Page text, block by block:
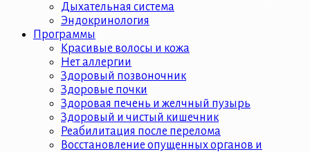
Дыхательная система
Эндокринология
Программы
Красивые волосы и кожа
Нет аллергии
Здоровый позвоночник
Здоровые почки
Здоровая печень и желчный пузырь
Здоровый и чистый кишечник
Реабилитация после перелома
Восстановление опущенных органов и